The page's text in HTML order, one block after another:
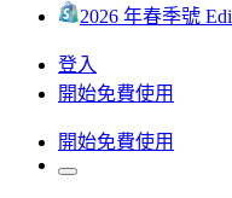
2026 年春季號
登入
開始免費使用
開始免費使用